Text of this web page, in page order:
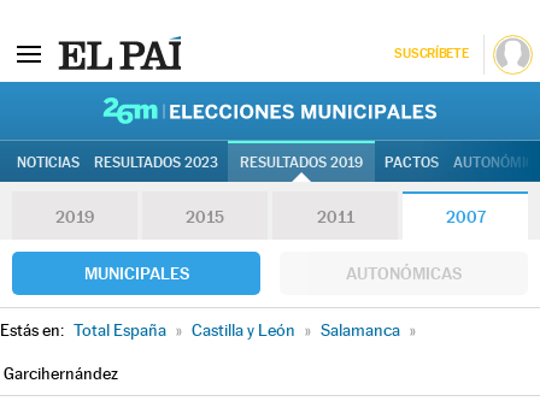
SUSCRÍBETE
NOTICIAS RESULTADOS 2023 RESULTADOS 2019 PACTOS
2019 2015 2011 2007
MUNICIPALES AUTONÓMICAS
Estás en: Total España » Castilla y León » Salamanca »
Garcihernández